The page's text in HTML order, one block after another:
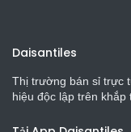
Daisantiles
Thị trường bán sỉ trực
hiệu độc lập trên khắp